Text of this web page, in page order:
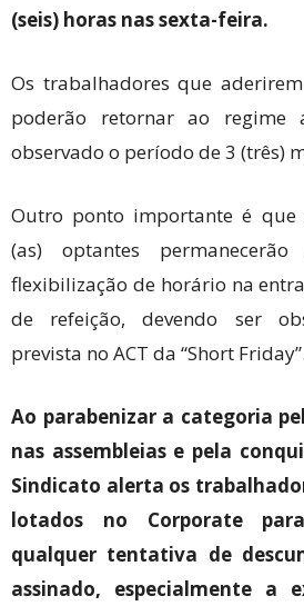
(seis) horas nas sexta-feira.
Os trabalhadores que
poderão retornar ao regime
observado o período de 3 (três)
Outro ponto importante é que
(as) optantes
flexibilização de horário na
de refeição, devendo ser
prevista no ACT da “Short Friday”.
Ao parabenizar a categoria
nas assembleias e pela
Sindicato alerta os
lotados no Corporate
qualquer tentativa de
assinado, especialmente a